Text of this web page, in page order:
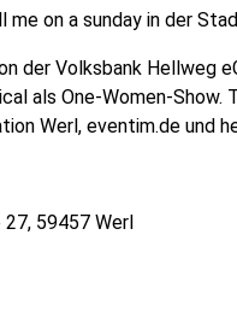
me on a sunday in der
der Volksbank Hellweg
als One-Women-
Werl, eventim.de und
59457 Werl